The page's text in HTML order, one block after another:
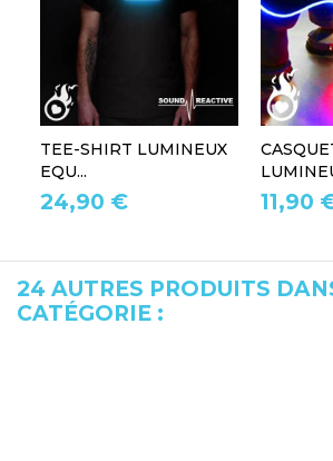
TEE-SHIRT LUMINEUX
EQU...
24,90 € 11,90
24 AUTRES PRODUITS
CATÉGORIE :